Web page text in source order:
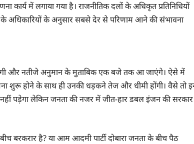
कार्य में लगाया गया है। राजनीतिक दलों के अधिकृत प्रतिनिधियों
अधिकारियों के अनुसार सबसे देर से परिणाम आने की संभावना
और नतीजे अनुमान के मुताबिक एक बजे तक आ जाएंगे। ऐसे में
शुरू होने के साथ ही उनकी धड़कने तेज और धीमी होंगी। वैसे तो
पड़ेगा लेकिन जनता की नजर में जीत-हार डबल इंजन की सरकार
बरकरार है? या आम आदमी पार्टी दोबारा जनता के बीच पैठ